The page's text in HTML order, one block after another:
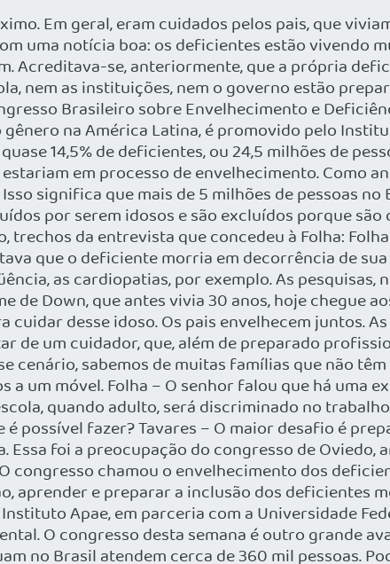
Em geral, eram cuidados pelos pais, que
uma notícia boa: os deficientes estão vivendo
Acreditava-se, anteriormente, que a própria
nem as instituições, nem o governo estão
Brasileiro sobre Envelhecimento e
na América Latina, é promovido pelo
14,5% de deficientes, ou 24,5 milhões de
em processo de envelhecimento. Como
significa que mais de 5 milhões de pessoas
por serem idosos e são excluídos porque
da entrevista que concedeu à Folha:
que o deficiente morria em decorrência de
as cardiopatias, por exemplo. As pesquisas,
Down, que antes vivia 30 anos, hoje chegue
desse idoso. Os pais envelhecem juntos.
de um cuidador, que, além de preparado
sabemos de muitas famílias que não
um móvel. Folha – O senhor falou que há uma
quando adulto, será discriminado no
possível fazer? Tavares – O maior desafio é
foi a preocupação do congresso de Oviedo,
chamou o envelhecimento dos
aprender e preparar a inclusão dos deficientes
Apae, em parceria com a Universidade
O congresso desta semana é outro grande
no Brasil atendem cerca de 360 mil pessoas.